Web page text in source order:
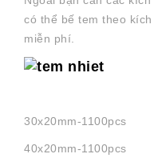
có thể bế tem theo
miễn phí.
30x20mm-1100pcs
40x20mm-1100pcs